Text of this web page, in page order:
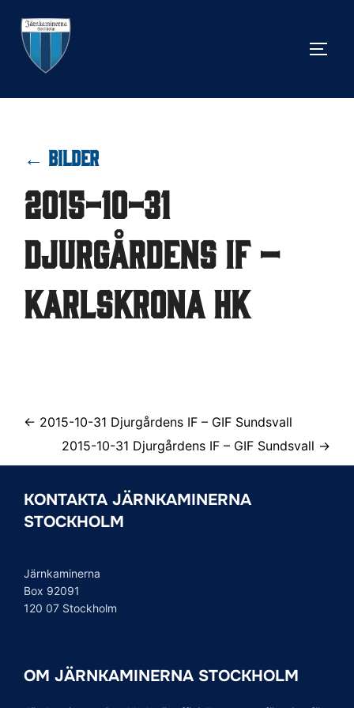
innehåll
← BILDER
2015-10-31
Djurgårdens IF –
Karlskrona HK
← 2015-10-31 Djurgårdens IF – GIF Sundsvall
2015-10-31 Djurgårdens IF – GIF Sundsvall →
KONTAKTA JÄRNKAMINERNA
STOCKHOLM
Järnkaminerna
Box 92091
120 07 Stockholm
OM JÄRNKAMINERNA STOCKHOLM